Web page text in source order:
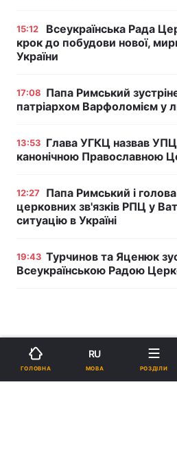
15:12
Всеукраїнська Рада
крок до побудови нової,
України
17:08 Папа Римський
патріархом Варфоломієм у
13:53 Глава УГКЦ назвав
канонічною Православною
12:27
Папа Римський і голова
церковних зв'язків РПЦ у
ситуацію в Україні
19:43 Турчинов та Яценюк
Всеукраїнською Радою
ГОЛОВНА
RU
МОВА РОЗДІЛИ